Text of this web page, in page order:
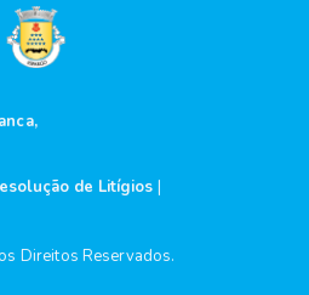
de Litígios |
Direitos Reservados.